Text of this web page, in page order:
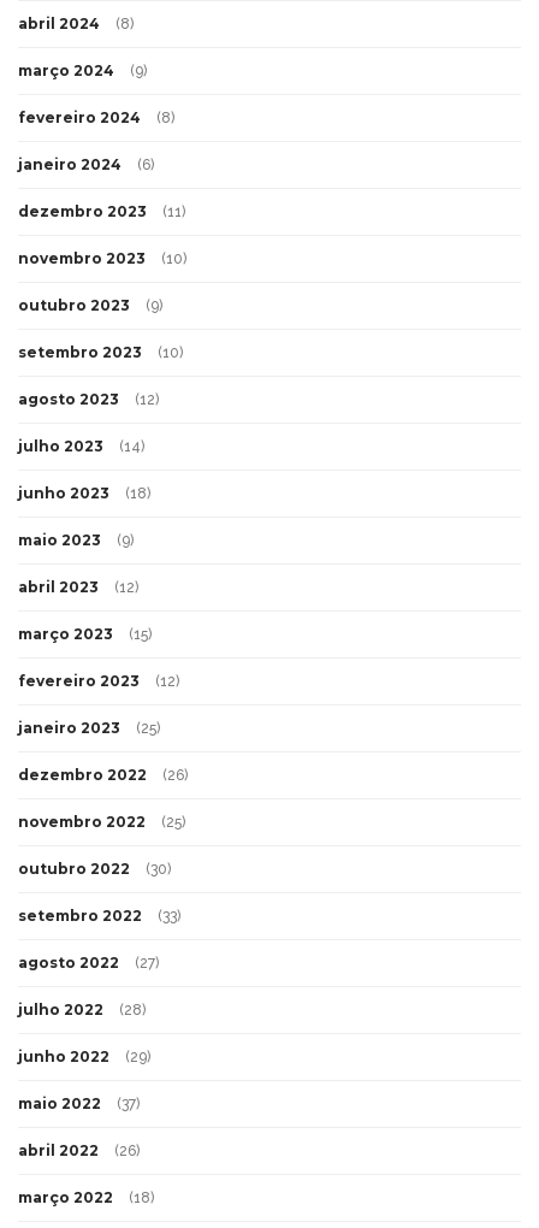
abril 2024 (8)
março 2024 (9)
fevereiro 2024 (8)
janeiro 2024 (6)
dezembro 2023 (11)
novembro 2023 (10)
outubro 2023 (9)
setembro 2023 (10)
agosto 2023 (12)
julho 2023 (14)
junho 2023 (18)
maio 2023 (9)
abril 2023 (12)
março 2023 (15)
fevereiro 2023 (12)
janeiro 2023 (25)
dezembro 2022 (26)
novembro 2022 (25)
outubro 2022 (30)
setembro 2022 (33)
agosto 2022 (27)
julho 2022 (28)
junho 2022 (29)
maio 2022 (37)
abril 2022 (26)
março 2022 (18)